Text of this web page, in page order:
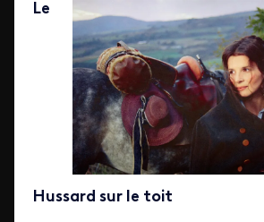
Le
Hussard sur le toit